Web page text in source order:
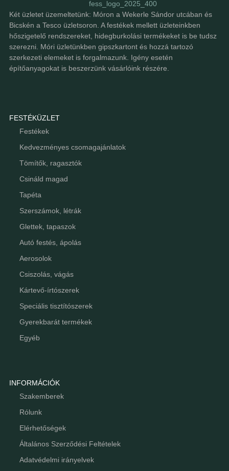
Két üzletet üzemeltetünk: Móron a Wekerle Sándor utcában és
Bicskén a Tesco üzletsoron. A festékek mellett üzleteinkben
hőszigetelő rendszereket, hidegburkolási termékeket is be tudsz
szerezni. Móri üzletünkben gipszkartont és hozzá tartozó
szerkezeti elemeket is forgalmazunk. Igény esetén
építőanyagokat is beszerzünk vásárlóink részére.
FESTÉKÜZLET
Festékek
Kedvezményes csomagajánlatok
Tömítők, ragasztók
Csináld magad
Tapéta
Szerszámok, létrák
Glettek, tapaszok
Autó festés, ápolás
Aerosolok
Csiszolás, vágás
Kártevő-írtószerek
Speciális tisztítószerek
Gyerekbarát termékek
Egyéb
INFORMÁCIÓK
Szakemberek
Rólunk
Elérhetőségek
Általános Szerződési Feltételek
Adatvédelmi irányelvek